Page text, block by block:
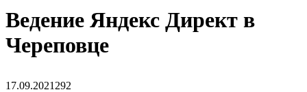
Ведение Яндекс Директ в
Череповце
17.09.2021 292